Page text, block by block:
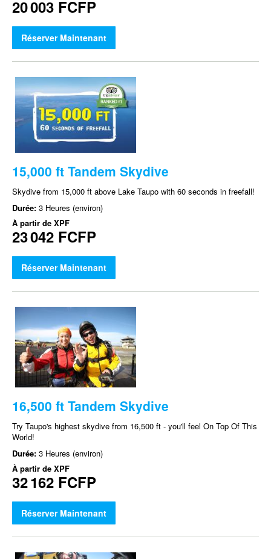
20 003 FCFP
Réserver Maintenant
15,000 ft Tandem Skydive
Skydive from 15,000 ft above Lake Taupo with 60 seconds in freefall!
Durée: 3 Heures (environ)
À partir de XPF
23 042 FCFP
Réserver Maintenant
16,500 ft Tandem Skydive
Try Taupo's highest skydive from 16,500 ft - you'll feel On Top Of This
World!
Durée: 3 Heures (environ)
À partir de XPF
32 162 FCFP
Réserver Maintenant